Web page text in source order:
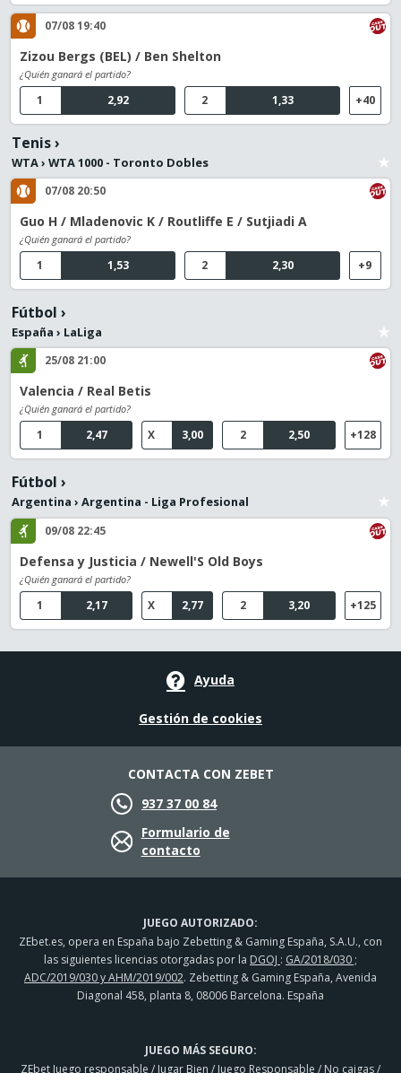
07/08 19:40
Zizou Bergs (BEL) / Ben Shelton
¿Quién ganará el partido?
2,92
1 1,33
2 +40
Tenis›
WTA› WTA 1000 - Toronto Dobles
07/08 20:50
Guo H / Mladenovic K / Routliffe E / Sutjiadi A
¿Quién ganará el partido?
1,53
1 2,30
2 +9
Fútbol ›
España › LaLiga
25/08 21:00
Valencia / Real Betis
¿Quién ganará el partido?
2,47
1 3,00
X 2,50
2 +128
Fútbol ›
Argentina › Argentina - Liga Profesional
09/08 22:45
Defensa y Justicia / Newell'S Old Boys
¿Quién ganará el partido?
2,17
1 2,77
X 3,20
2 +125
JUEGO AUTORIZADO:
ZEbet.es, opera en España bajo Zebetting & Gaming España, S.A.U., con
las siguientes licencias otorgadas por la DGOJ : GA/2018/030 ;
ADC/2019/030 y AHM/2019/002. Zebetting & Gaming España, Avenida
Diagonal 458, planta 8, 08006 Barcelona. España
JUEGO MÁS SEGURO:
ZEbet Juego responsable / Jugar Bien / Juego Responsable / No caigas/
Ayuda
Gestión de cookies
CONTACTA CON ZEBET
937 37 00 84
Formulario de
contacto